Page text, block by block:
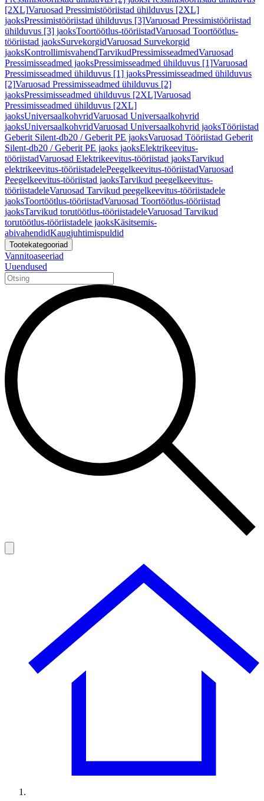
[2XL]Varuosad Pressimistööriistad ühilduvus [2XL]
jaoksPressimistööriistad ühilduvus [3]Varuosad Pressimistööriistad
ühilduvus [3] jaoksToortöötlus-tööriistadVaruosad Toortöötlus-
tööriistad jaoksSurvekorgidVaruosad Survekorgid
jaoksKontrollimisvahendTarvikudPressimisseadmedVaruosad
Pressimisseadmed jaoksPressimisseadmed ühilduvus [1]Varuosad
Pressimisseadmed ühilduvus [1] jaoksPressimisseadmed ühilduvus
[2]Varuosad Pressimisseadmed ühilduvus [2]
jaoksPressimisseadmed ühilduvus [2XL]Varuosad
Pressimisseadmed ühilduvus [2XL]
jaoksUniversaalkohvridVaruosad Universaalkohvrid
jaoksUniversaalkohvridVaruosad Universaalkohvrid jaoksTööriistad
Geberit Silent-db20 / Geberit PE jaoksVaruosad Tööriistad Geberit
Silent-db20 / Geberit PE jaoks jaoksElektrikeevitus-
tööriistadVaruosad Elektrikeevitus-tööriistad jaoksTarvikud
elektrikeevitus-tööriistadelePeegelkeevitus-tööriistadVaruosad
Peegelkeevitus-tööriistad jaoksTarvikud peegelkeevitus-
tööriistadeleVaruosad Tarvikud peegelkeevitus-tööriistadele
jaoksToortöötlus-tööriistadVaruosad Toortöötlus-tööriistad
jaoksTarvikud torutöötlus-tööriistadeleVaruosad Tarvikud
torutöötlus-tööriistadele jaoksKäsitsemis-
abivahendidKaugjuhtimispuldid
Tootekategooriad
Vannitoaseeriad
Uuendused